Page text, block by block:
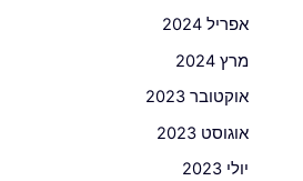
אפריל 2024
מרץ 2024
אוקטובר 2023
אוגוסט 2023
יולי 2023